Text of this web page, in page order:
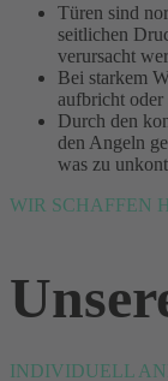
Türen sind
seitlichen
verursacht
Bei starkem
aufbricht oder
Durch den
den Angeln
was zu
WIR SCHAFFEN
INDIVIDUELL